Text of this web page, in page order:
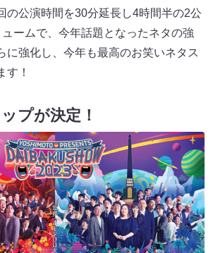
の公演時間を30分延長し4時間半の2公
ームで、今年話題となったネタの強
に強化し、今年も最高のお笑いネタス
す！
プが決定！